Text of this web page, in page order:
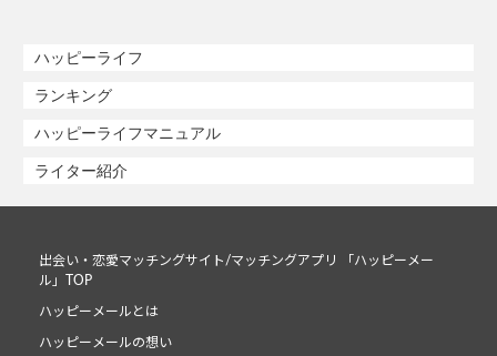
ハッピーライフ
ランキング
ハッピーライフマニュアル
ライター紹介
出会い・恋愛マッチングサイト/マッチングアプリ 「ハッピーメー
ル」TOP
ハッピーメールとは
ハッピーメールの想い